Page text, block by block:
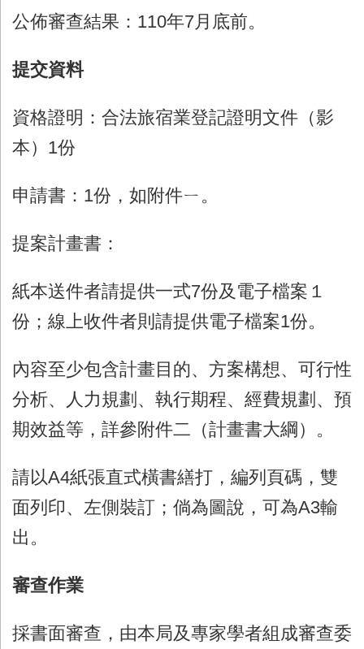
公佈審查結果： 110年7月底前。
提交資料
資格證明：合法旅宿業登記證明文件（影
本） 1份
申請書： 1份，如附件ㄧ。
提案計畫書：
紙本送件者請提供一式7份及電子檔案１
份；線上收件者則請提供電子檔案1份。
內容至少包含計畫目的、方案構想、可行性
分析、人力規劃、執行期程、經費規劃、預
期效益等，詳參附件二（計畫書大綱）。
請以A4紙張直式橫書繕打，編列頁碼，雙
面列印、左側裝訂；倘為圖說，可為A3輸
出。
審查作業
採書面審查，由本局及專家學者組成審查委